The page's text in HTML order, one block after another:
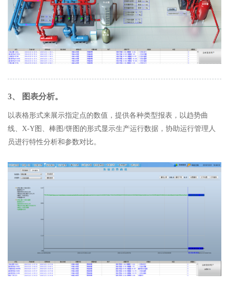
3、 图表分析。
以表格形式来展示指定点的数值，提供各种类型报表，以趋势曲
线、X-Y图、棒图/饼图的形式显示生产运行数据，协助运行管理人
员进行特性分析和参数对比。